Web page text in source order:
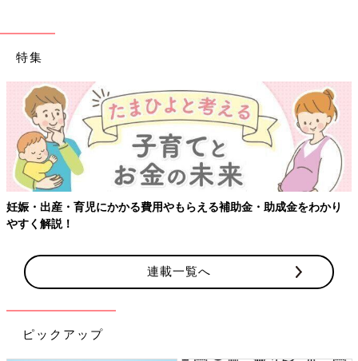
特集
妊娠・出産・育児にかかる費用やもらえる補助金・助成金をわかり
やすく解説！
連載一覧へ
ピックアップ